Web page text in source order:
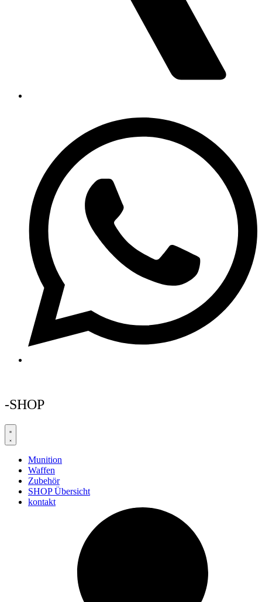
-SHOP
Munition
Waffen
Zubehör
SHOP Übersicht
kontakt